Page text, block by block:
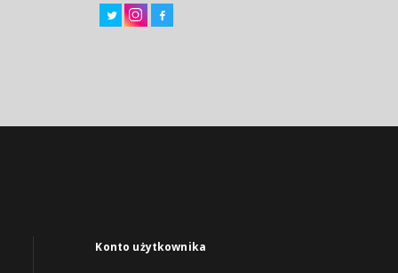
Konto użytkownika